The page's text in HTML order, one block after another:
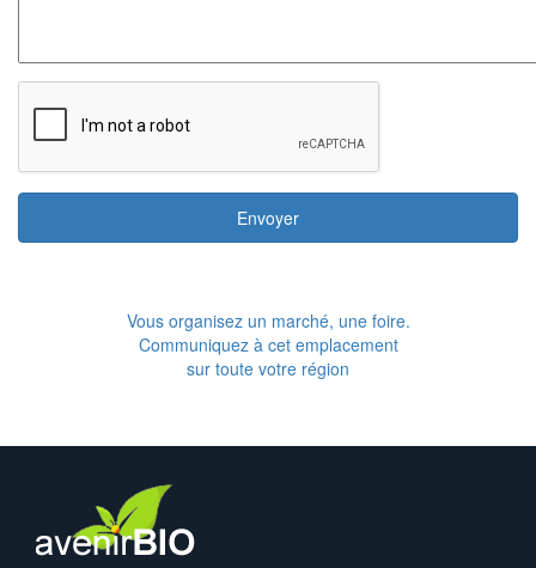
Envoyer
Vous organisez un marché, une foire.
Communiquez à cet emplacement
sur toute votre région